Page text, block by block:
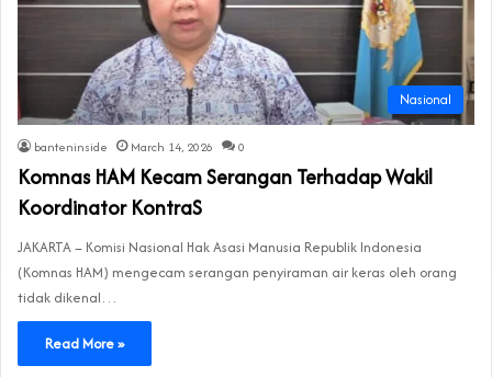
Nasional
banteninside March 14, 2026 0
Komnas HAM Kecam Serangan Terhadap Wakil
Koordinator KontraS
JAKARTA – Komisi Nasional Hak Asasi Manusia Republik Indonesia
(Komnas HAM) mengecam serangan penyiraman air keras oleh orang
tidak dikenal…
Read More »